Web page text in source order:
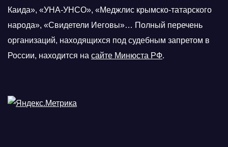
Каида», «УНА-УНСО», «Меджлис крымско-татарского
народа», «Свидетели Иеговы»… Полный перечень
организаций, находящихся под судебным запретом в
России, находится на сайте Минюста РФ.